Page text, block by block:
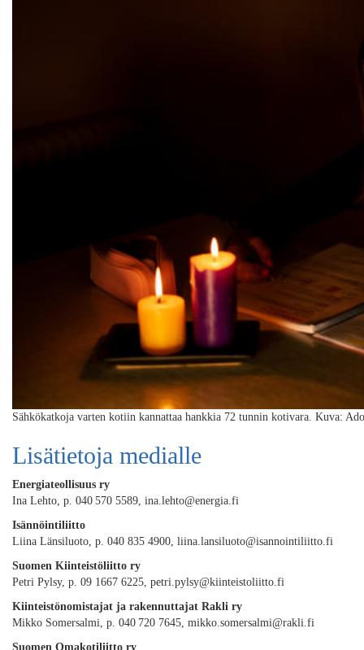
Sähkökatkoja varten kotiin kannattaa hankkia 72 tunnin kotivara. Kuva:
Lisätietoja medialle
Energiateollisuus ry
Ina Lehto, p. 040 570 5589, ina.lehto@energia.fi
Isännöintiliitto
Liina Länsiluoto, p. 040 835 4900, liina.lansiluoto@isannointiliitto.fi
Suomen Kiinteistöliitto ry
Petri Pylsy, p. 09 1667 6225, petri.pylsy@kiinteistoliitto.fi
Kiinteistönomistajat ja rakennuttajat Rakli ry
Mikko Somersalmi, p. 040 720 7645, mikko.somersalmi@rakli.fi
Suomen Omakotiliitto ry